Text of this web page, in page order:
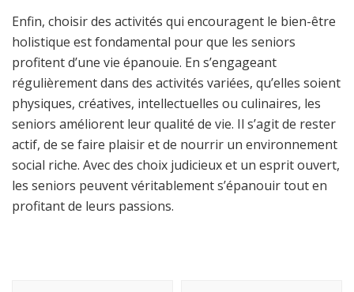
Enfin, choisir des activités qui encouragent le bien-être
holistique est fondamental pour que les seniors
profitent d’une vie épanouie. En s’engageant
régulièrement dans des activités variées, qu’elles soient
physiques, créatives, intellectuelles ou culinaires, les
seniors améliorent leur qualité de vie. Il s’agit de rester
actif, de se faire plaisir et de nourrir un environnement
social riche. Avec des choix judicieux et un esprit ouvert,
les seniors peuvent véritablement s’épanouir tout en
profitant de leurs passions.